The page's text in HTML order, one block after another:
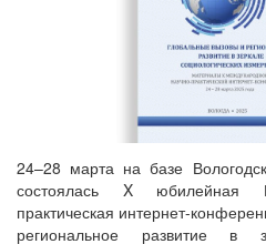
24–28 марта на базе
состоялась X юбилейная
практическая интернет-
региональное развитие в